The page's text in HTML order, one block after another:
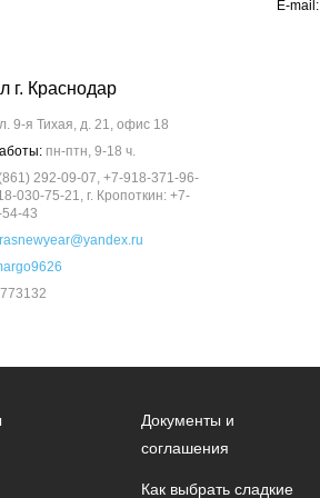
E-mail:
г. Краснодар
9-я Тихая, д. 21, офис 18
пн-птн, 9-18 ч.
292-09-07, +7-918-371-96-
030-75-21, г. Кропоткин: +7-
43
Документы и
соглашения
Как выбрать сладкие